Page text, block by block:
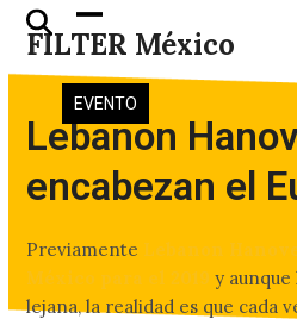
Skip
content
FILTER México
Open
mobile
menu
Close
mobile
menu
EVENTO
Lebanon
encabezan el
Previamente Lebanon
México para el 2019 y
lejana, la realidad es que cada